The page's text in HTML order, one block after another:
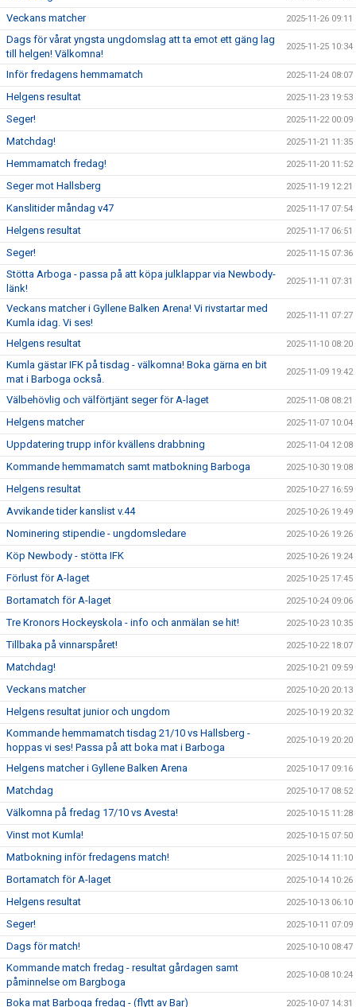
Veckans matcher 2025-11-26 09:11
Dags för vårat yngsta ungdomslag att ta emot ett gäng lag
till helgen! Välkomna!
2025-11-25 10:34
Inför fredagens hemmamatch 2025-11-24 08:07
Helgens resultat 2025-11-23 19:53
Seger! 2025-11-22 00:09
Matchdag! 2025-11-21 11:35
Hemmamatch fredag! 2025-11-20 11:52
Seger mot Hallsberg 2025-11-19 12:21
Kanslitider måndag v47 2025-11-17 07:54
Helgens resultat 2025-11-17 06:51
Seger! 2025-11-15 07:36
Stötta Arboga - passa på att köpa julklappar via Newbody-
länk!
2025-11-11 07:31
Veckans matcher i Gyllene Balken Arena! Vi rivstartar med
Kumla idag. Vi ses!
2025-11-11 07:27
Helgens resultat 2025-11-10 08:20
Kumla gästar IFK på tisdag - välkomna! Boka gärna en bit
mat i Barboga också.
2025-11-09 19:42
Välbehövlig och välförtjänt seger för A-laget 2025-11-08 08:21
Helgens matcher 2025-11-07 10:04
Uppdatering trupp inför kvällens drabbning 2025-11-04 12:08
Kommande hemmamatch samt matbokning Barboga 2025-10-30 19:08
Helgens resultat 2025-10-27 16:59
Avvikande tider kanslist v.44 2025-10-26 19:49
Nominering stipendie - ungdomsledare 2025-10-26 19:26
Köp Newbody - stötta IFK 2025-10-26 19:24
Förlust för A-laget 2025-10-25 17:45
Bortamatch för A-laget 2025-10-24 09:06
Tre Kronors Hockeyskola - info och anmälan se hit! 2025-10-23 10:35
Tillbaka på vinnarspåret! 2025-10-22 18:07
Matchdag! 2025-10-21 09:59
Veckans matcher 2025-10-20 20:13
Helgens resultat junior och ungdom 2025-10-19 20:32
Kommande hemmamatch tisdag 21/10 vs Hallsberg -
hoppas vi ses! Passa på att boka mat i Barboga
2025-10-19 20:20
Helgens matcher i Gyllene Balken Arena 2025-10-17 09:16
Matchdag 2025-10-17 08:52
Välkomna på fredag 17/10 vs Avesta! 2025-10-15 11:28
Vinst mot Kumla! 2025-10-15 07:50
Matbokning inför fredagens match! 2025-10-14 11:10
Bortamatch för A-laget 2025-10-14 10:26
Helgens resultat 2025-10-13 06:10
Seger! 2025-10-11 07:09
Dags för match! 2025-10-10 08:47
Kommande match fredag - resultat gårdagen samt
påminnelse om Bargboga
2025-10-08 10:24
Boka mat Barboga fredag - (flytt av Bar) 2025-10-07 14:31